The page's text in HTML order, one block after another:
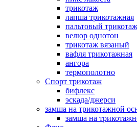
трикотаж
лапша трикотажная
пальтовый трикотаж
велюр однотон
трикотаж вязаный
вафля трикотажная
ангора
термополотно
Спорт трикотаж
бифлекс
эскада/джерси
замша на трикотажной
замша на